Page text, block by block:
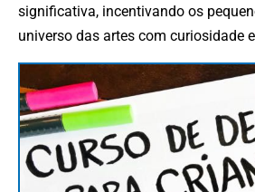
significativa, incentivando os
universo das artes com curiosidade